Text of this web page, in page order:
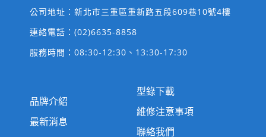
公司地址：新北市三重區重新路五段609巷10號4樓
連絡電話： (02)6635-8858
服務時間：08:30-12:30、13:30-17:30
品牌介紹
最新消息
型錄下載
維修注意事項
聯絡我們